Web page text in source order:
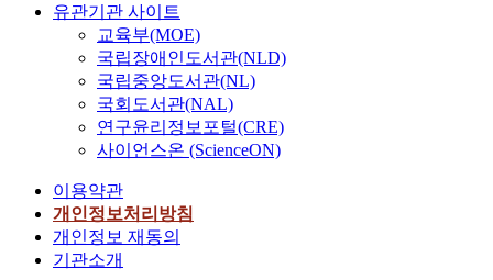
유관기관 사이트
교육부(MOE)
국립장애인도서관(NLD)
국립중앙도서관(NL)
국회도서관(NAL)
연구윤리정보포털(CRE)
사이언스온 (ScienceON)
이용약관
개인정보처리방침
개인정보 재동의
기관소개